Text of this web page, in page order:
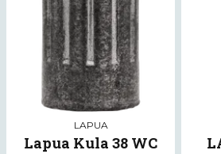
LAPUA
Lapua Kula 38 WC